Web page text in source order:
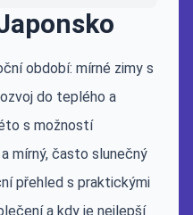
období: mírné zimy s
do teplého a
s možností
mírný, často slunečný
přehled s praktickými
a kdy je nejlepší